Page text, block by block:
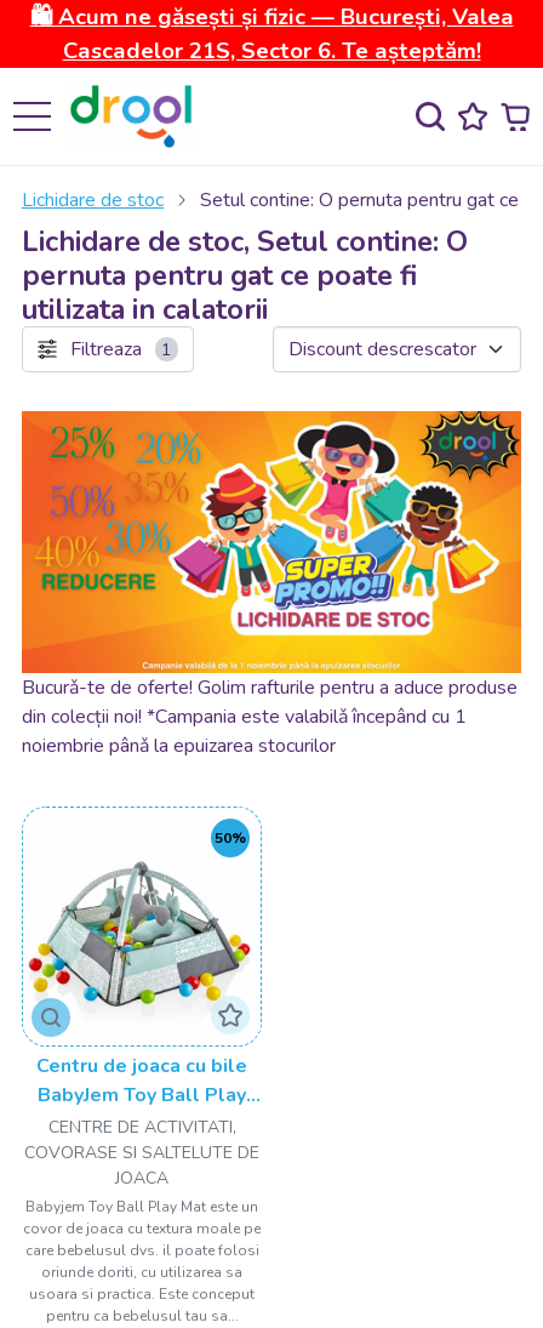
🛍️ Acum ne găsești și fizic — București, Valea
Cascadelor 21S, Sector 6. Te așteptăm!
Lichidare de stoc Setul contine: O pernuta pentru gat ce
Lichidare de stoc, Setul contine: O
pernuta pentru gat ce poate fi
utilizata in calatorii
Filtreaza 1
Bucurǎ-te de oferte! Golim rafturile pentru a aduce produse
din colecții noi! *Campania este valabilǎ începând cu 1
noiembrie pânǎ la epuizarea stocurilor
50%
Centru de joaca cu bile
BabyJem Toy Ball Play
Mat
CENTRE DE ACTIVITATI,
COVORASE SI SALTELUTE DE
JOACA
Babyjem Toy Ball Play Mat este un
covor de joaca cu textura moale pe
care bebelusul dvs. il poate folosi
oriunde doriti, cu utilizarea sa
usoara si practica. Este conceput
pentru ca bebelusul tau sa...